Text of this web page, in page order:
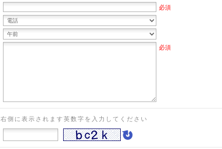
必須
必須
右側に表示されます英数字を入力してください